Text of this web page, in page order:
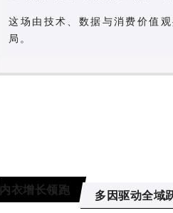
这场由技术、数据与消费价值
局。
内衣增长领跑 多因驱动全域